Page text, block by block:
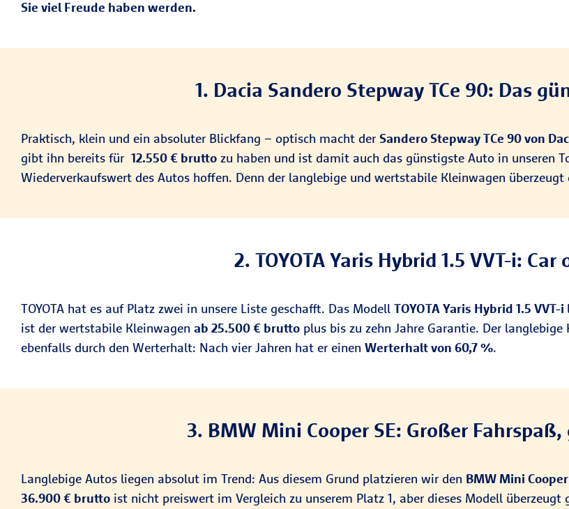
Sie viel Freude haben werden.
1. Dacia Sandero Stepway TCe 90: Das
Praktisch, klein und ein absoluter Blickfang – optisch macht der Sandero Stepway TCe 90 von
gibt ihn bereits für 12.550€ brutto zu haben und ist damit auch das günstigste Auto in unseren
Wiederverkaufswert des Autos hoffen. Denn der langlebige und wertstabile Kleinwagen überzeugt
2. TOYOTA Yaris Hybrid 1.5 VVT-i: Car
TOYOTA hat es auf Platz zwei in unsere Liste geschafft. Das Modell TOYOTA Yaris Hybrid 1.5 VVT-i
ist der wertstabile Kleinwagen ab 25.500€ brutto plus bis zu zehn Jahre Garantie. Der
ebenfalls durch den Werterhalt: Nach vier Jahren hat er einen Werterhalt von 60,7 %.
3. BMW Mini Cooper SE: Großer
Langlebige Autos liegen absolut im Trend: Aus diesem Grund platzieren wir den BMW Mini Cooper
36.900 € brutto ist nicht preiswert im Vergleich zu unserem Platz 1, aber dieses Modell